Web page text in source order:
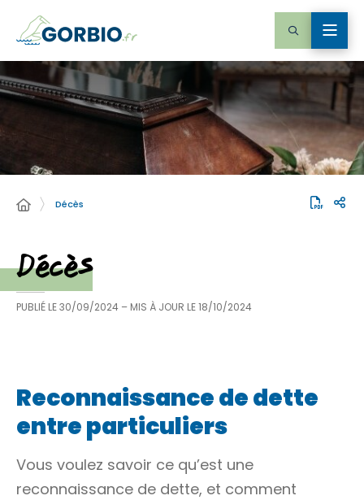
Décès
Décès
PUBLIÉ LE30/09/2024 – MIS À JOUR LE18/10/2024
Reconnaissance de dette
entre particuliers
Vous voulez savoir ce qu’est une
reconnaissance de dette, et comment